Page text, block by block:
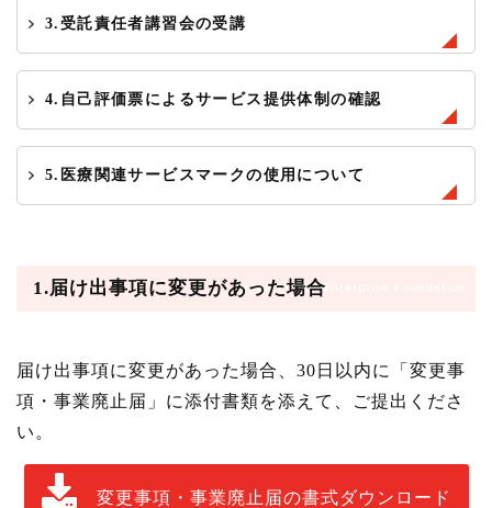
3.受託責任者講習会の受講
4.自己評価票によるサービス提供体制の確認
5.医療関連サービスマークの使用について
1.届け出事項に変更があった場合
届け出事項に変更があった場合、30日以内に「変更事
項・事業廃止届」に添付書類を添えて、ご提出くださ
い。
変更事項・事業廃止届の書式ダウンロード